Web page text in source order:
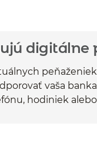
digitálne
vaša
hodiniek